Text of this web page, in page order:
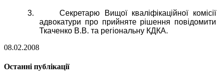
3.
Секретарю Вищої кваліфікаційної комісії
адвокатури про прийняте рішення повідомити
Ткаченко В.В. та регіональну КДКА.
08.02.2008
Останні публікації